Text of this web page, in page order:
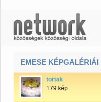
EMESE KÉPGALÉRIÁI
tortak
179 kép